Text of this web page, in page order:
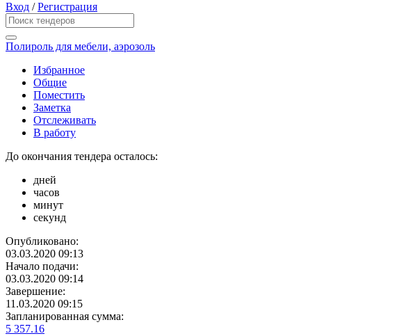
Вход /Регистрация
Полироль для мебели, аэрозоль
Избранное
Общие
Поместить
Заметка
Отслеживать
В работу
До окончания тендера осталось:
дней
часов
минут
секунд
Опубликовано:
03.03.2020 09:13
Начало подачи:
03.03.2020 09:14
Завершение:
11.03.2020 09:15
Запланированная сумма:
5 357.16